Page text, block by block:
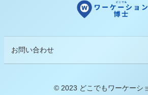
お問い合わせ
© 2023 どこでもワーケーシ